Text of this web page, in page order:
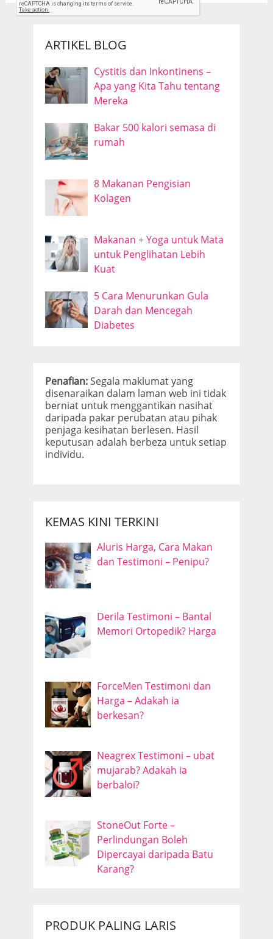
ARTIKEL BLOG
Cystitis dan Inkontinens –
Apa yang Kita Tahu tentang
Mereka
Bakar 500 kalori semasa di
rumah
8 Makanan Pengisian
Kolagen
Makanan + Yoga untuk Mata
untuk Penglihatan Lebih
Kuat
5 Cara Menurunkan Gula
Darah dan Mencegah
Diabetes
Penafian:Segala maklumat yang
disenaraikan dalam laman web ini tidak
berniat untuk menggantikan nasihat
daripada pakar perubatan atau pihak
penjaga kesihatan berlesen. Hasil
keputusan adalah berbeza untuk setiap
individu.
KEMAS KINI TERKINI
Aluris Harga, Cara Makan
dan Testimoni – Penipu?
Derila Testimoni – Bantal
Memori Ortopedik? Harga
ForceMen Testimoni dan
Harga – Adakah ia
berkesan?
Neagrex Testimoni – ubat
mujarab? Adakah ia
berbaloi?
StoneOut Forte –
Perlindungan Boleh
Dipercayai daripada Batu
Karang?
PRODUK PALING LARIS